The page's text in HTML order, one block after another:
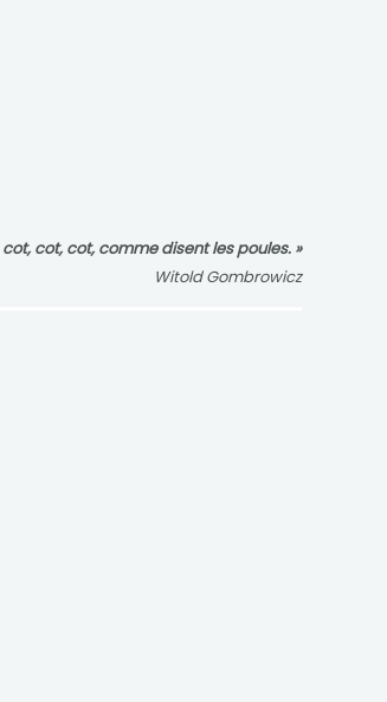
cot, cot, cot, comme disent les poules. »
Witold Gombrowicz